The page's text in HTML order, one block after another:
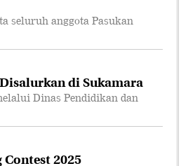
seluruh anggota Pasukan
di Sukamara
Dinas Pendidikan dan
2025